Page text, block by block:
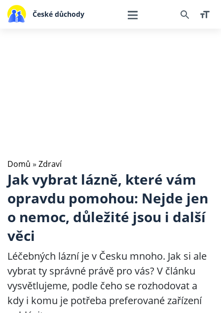
České důchody
Domů » Zdraví
Jak vybrat lázně, které vám
opravdu pomohou: Nejde jen
o nemoc, důležité jsou i další
věci
Léčebných lázní je v Česku mnoho. Jak si ale
vybrat ty správné právě pro vás? V článku
vysvětlujeme, podle čeho se rozhodovat a
kdy i komu je potřeba preferované zařízení